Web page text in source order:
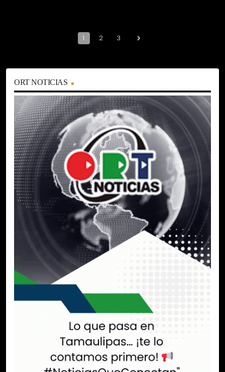
1 2 3 navigate_next
ORT NOTICIAS